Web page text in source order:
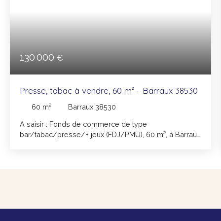
130 000 €
Presse, tabac à vendre, 60 m² - Barraux 38530
60 m² Barraux 38530
A saisir : Fonds de commerce de type
bar/tabac/presse/+ jeux (FDJ/PMU), 60 m², à Barraux
extérieur pouvant contenir trois tables - de deux